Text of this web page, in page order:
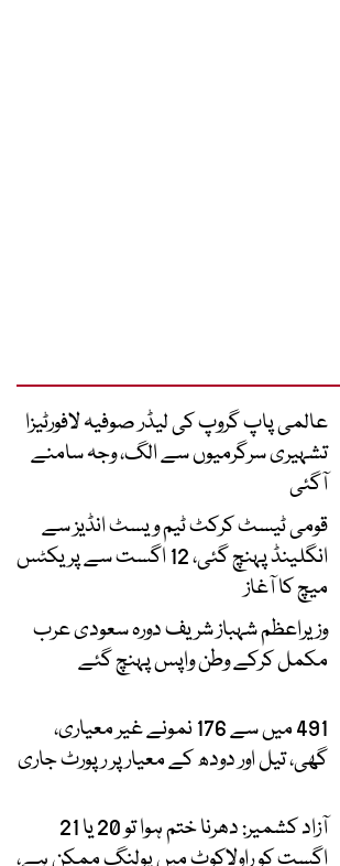
عالمی پاپ گروپ کی لیڈر صوفیہ لافورٹیزا
تشہیری سرگرمیوں سے الگ، وجہ سامنے
آگئی
قومی ٹیسٹ کرکٹ ٹیم ویسٹ انڈیز سے
انگلینڈ پہنچ گئی، 12 اگست سے پریکٹس
میچ کا آغاز
وزیراعظم شہباز شریف دورہ سعودی عرب
مکمل کرکے وطن واپس پہنچ گئے
491 میں سے 176 نمونے غیر معیاری،
گھی، تیل اور دودھ کے معیار پر رپورٹ جاری
آزاد کشمیر: دھرنا ختم ہوا تو 20 یا 21
اگست کو راولاکوٹ میں پولنگ ممکن ہے،